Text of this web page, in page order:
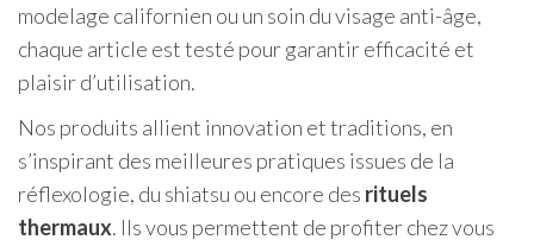
modelage californien ou un soin du visage anti-âge,
chaque article est testé pour garantir efficacité et
plaisir d’utilisation.
Nos produits allient innovation et traditions, en
s’inspirant des meilleures pratiques issues de la
réflexologie, du shiatsu ou encore des rituels
thermaux. Ils vous permettent de profiter chez vous